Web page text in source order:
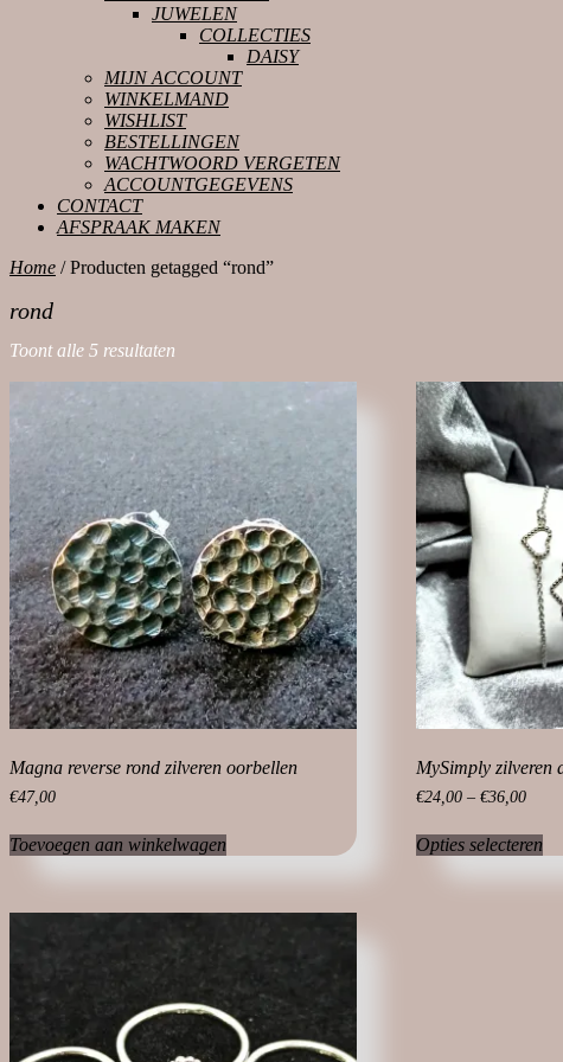
JUWELEN
COLLECTIES
DAISY
MIJN ACCOUNT
WINKELMAND
WISHLIST
BESTELLINGEN
WACHTWOORD VERGETEN
ACCOUNTGEGEVENS
CONTACT
AFSPRAAK MAKEN
CLOSE
Home / Producten getagged “rond”
rond
Toont alle 5 resultaten
Magna reverse rond zilveren oorbellen
€47,00
Toevoegen aan winkelwagen
MySimply zilveren
€24,00 –€36,00
Opties selecteren